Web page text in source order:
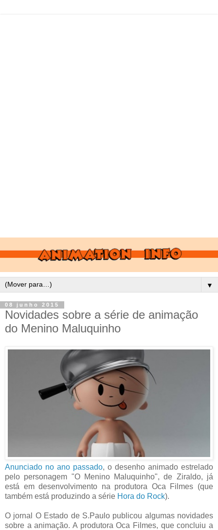
▼
08 junho 2015
Novidades sobre a série de animação
do Menino Maluquinho
Anunciado no ano passado, o desenho animado estrelado
pelo personagem "O Menino Maluquinho", de Ziraldo, já
está em desenvolvimento na produtora Oca Filmes (que
também está produzindo a série Hora do Rock).
O jornal O Estado de S.Paulo publicou algumas novidades
sobre a animação. A produtora Oca Filmes, que concluiu a